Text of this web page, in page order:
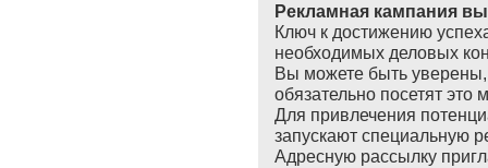
Рекламная кампания
Ключ к достижению
необходимых деловых
Вы можете быть уверены,
обязательно посетят это
Для привлечения
запускают специальную
Адресную рассылку